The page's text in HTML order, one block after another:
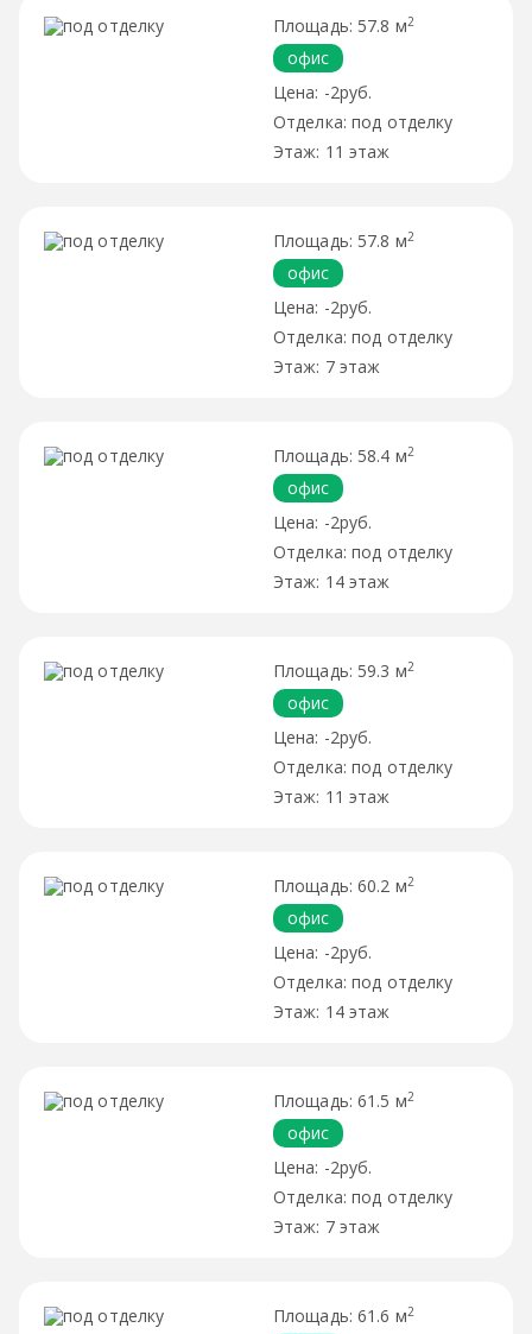
57.8 м2
офис
-2руб.
под отделку
11 этаж
57.8 м2
офис
-2руб.
под отделку
7 этаж
58.4 м2
офис
-2руб.
под отделку
14 этаж
59.3 м2
офис
-2руб.
под отделку
11 этаж
60.2 м2
офис
-2руб.
под отделку
14 этаж
61.5 м2
офис
-2руб.
под отделку
7 этаж
61.6 м2